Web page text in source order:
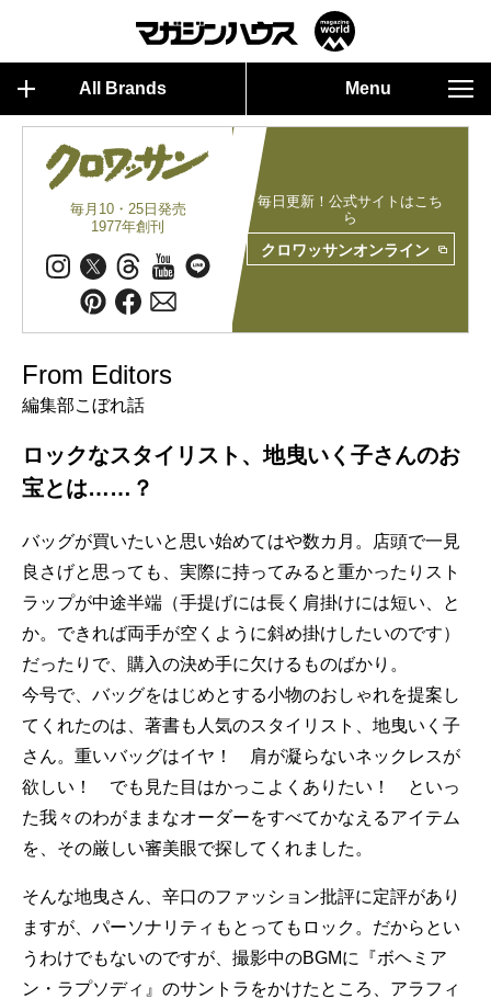
All Brands Menu
毎月10・25日発売
1977年創刊
毎日更新！公式サイトはこち
ら
クロワッサンオンライン
From Editors
編集部こぼれ話
ロックなスタイリスト、地曳いく子さんのお
宝とは……？
バッグが買いたいと思い始めてはや数カ月。店頭で一見
良さげと思っても、実際に持ってみると重かったりスト
ラップが中途半端（手提げには長く肩掛けには短い、と
か。できれば両手が空くように斜め掛けしたいのです）
だったりで、購入の決め手に欠けるものばかり。
今号で、バッグをはじめとする小物のおしゃれを提案し
てくれたのは、著書も人気のスタイリスト、地曳いく子
さん。重いバッグはイヤ！ 肩が凝らないネックレスが
欲しい！ でも見た目はかっこよくありたい！ といっ
た我々のわがままなオーダーをすべてかなえるアイテム
を、その厳しい審美眼で探してくれました。
そんな地曳さん、辛口のファッション批評に定評があり
ますが、パーソナリティもとってもロック。だからとい
うわけでもないのですが、撮影中のBGMに『ボヘミア
ン・ラプソディ』のサントラをかけたところ、アラフィ